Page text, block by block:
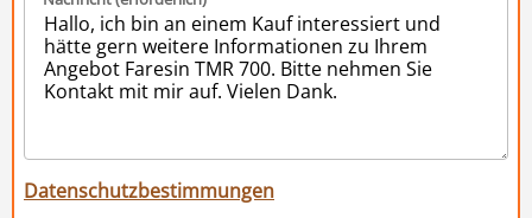
Datenschutzbestimmungen